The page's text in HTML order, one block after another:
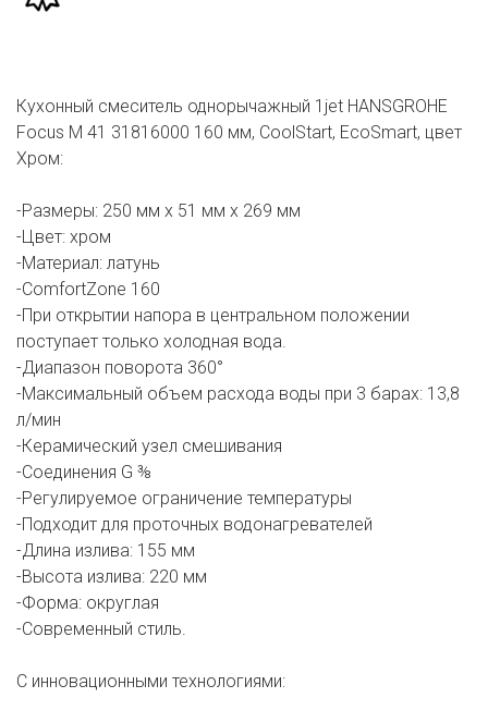
Кухонный смеситель однорычажный 1jet HANSGROHE
Focus M 41 31816000 160 мм, CoolStart, EcoSmart, цвет
Хром:
-Размеры: 250 мм х 51 мм х 269 мм
-Цвет: хром
-Материал: латунь
-ComfortZone 160
-При открытии напора в центральном положении
поступает только холодная вода.
-Диапазон поворота 360°
-Максимальный объем расхода воды при 3 барах: 13,8
л/мин
-Керамический узел смешивания
-Соединения G ⅜
-Регулируемое ограничение температуры
-Подходит для проточных водонагревателей
-Длина излива: 155 мм
-Высота излива: 220 мм
-Форма: округлая
-Современный стиль.
С инновационными технологиями: